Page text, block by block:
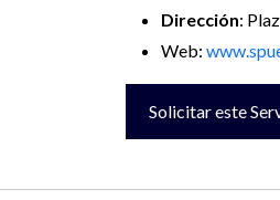
Dirección:
Web:
Solicitar este